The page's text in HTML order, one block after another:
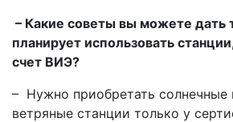
– Какие советы вы можете дать
планирует использовать
счет ВИЭ?
– Нужно приобретать солнечные
ветряные станции только у